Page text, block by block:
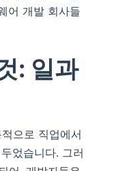
어 개발 회사들
: 일과
으로 직업에서
었습니다. 그러